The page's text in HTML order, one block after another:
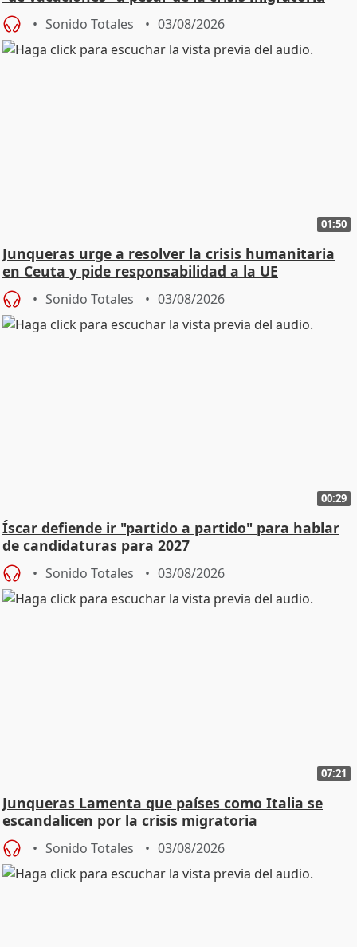
Sonido Totales 03/08/2026
01:50
Junqueras urge a resolver la crisis humanitaria
en Ceuta y pide responsabilidad a la UE
Sonido Totales 03/08/2026
00:29
Íscar defiende ir "partido a partido" para hablar
de candidaturas para 2027
Sonido Totales 03/08/2026
07:21
Junqueras Lamenta que países como Italia se
escandalicen por la crisis migratoria
Sonido Totales 03/08/2026